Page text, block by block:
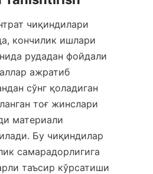
чиқиндилари
кончилик ишлари
рудадан фойдали
ажратиб
сўнг қоладиган
тоғ жинслари
материали
Бу чиқиндилар
самарадорлигига
таъсир кўрсатиши